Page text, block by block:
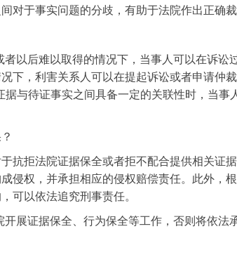
对于事实问题的分歧，有助于法院作出正确裁
以后难以取得的情况下，当事人可以在诉
下，利害关系人可以在提起诉讼或者申请仲
与待证事实之间具备一定的关联性时，当
抗拒法院证据保全或者拒不配合提供相关证
侵权，并承担相应的侵权赔偿责任。此外，
可以依法追究刑事责任。
展证据保全、行为保全等工作，否则将依